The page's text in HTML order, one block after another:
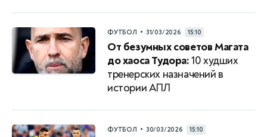
ФУТБОЛ • 31/03/2026 15:10
От безумных советов Магата
до хаоса Тудора:10 худших
тренерских назначений в
истории АПЛ
ФУТБОЛ • 30/03/2026 15:10